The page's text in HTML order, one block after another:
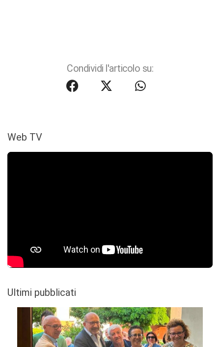
Condividi l'articolo su:
Web TV
Ultimi pubblicati